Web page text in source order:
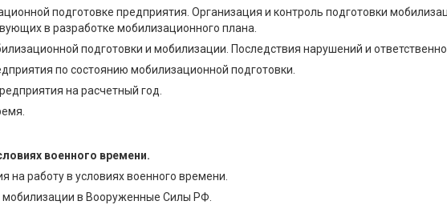
подготовке предприятия. Организация и контроль подготовки
в разработке мобилизационного плана.
подготовки и мобилизации. Последствия нарушений и
по состоянию мобилизационной подготовки.
на расчетный год.
военного времени.
на работу в условиях военного времени.
мобилизации в Вооруженные Силы РФ.